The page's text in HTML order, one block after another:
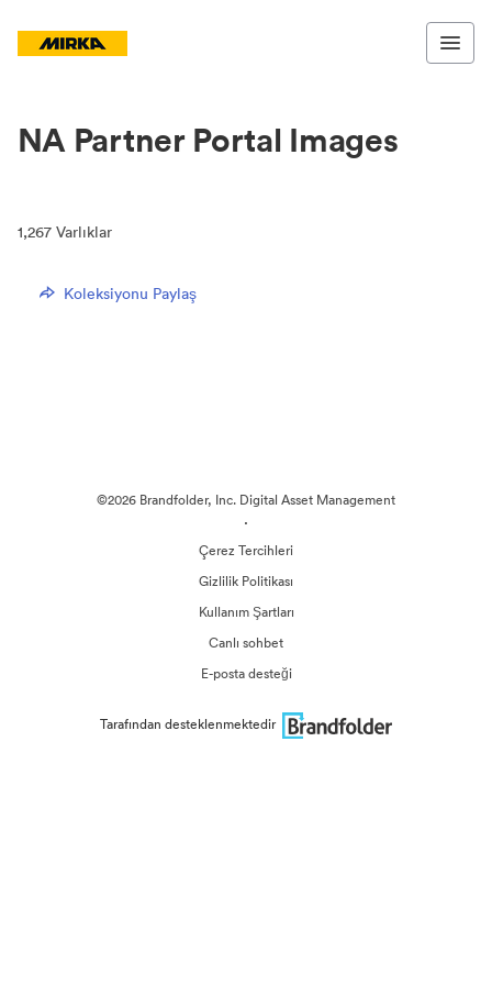
NA Partner Portal Images
1,267 Varlıklar
Koleksiyonu Paylaş
©2026 Brandfolder, Inc. Digital Asset Management
·
Çerez Tercihleri
Gizlilik Politikası
Kullanım Şartları
Canlı sohbet
E-posta desteği
Tarafından desteklenmektedir